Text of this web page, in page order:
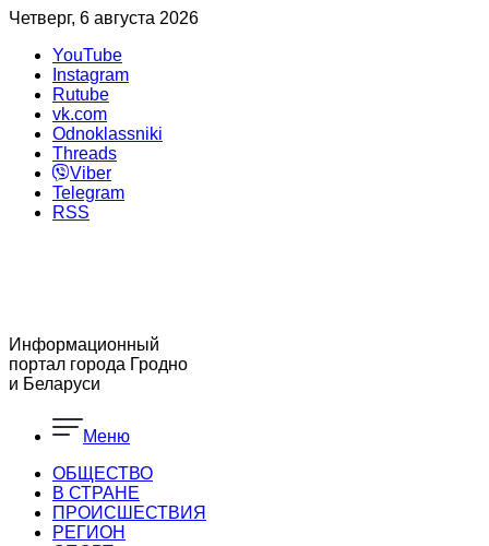
Четверг, 6 августа 2026
YouTube
Instagram
Rutube
vk.com
Odnoklassniki
Threads
Viber
Telegram
RSS
Информационный
портал города Гродно
и Беларуси
Меню
ОБЩЕСТВО
В СТРАНЕ
ПРОИСШЕСТВИЯ
РЕГИОН